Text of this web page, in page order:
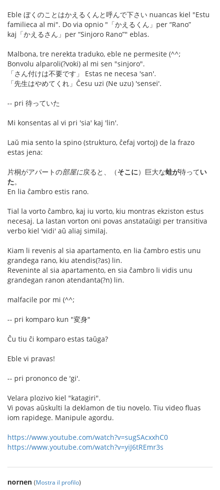
Eble ぼくのことはかえるくんと呼んで下さい nuancas kiel "Estu
familieca al mi". Do via opnio "「かえるくん」per “Rano”
kaj「かえるさん」per “Sinjoro Rano”" eblas.
Malbona, tre nerekta traduko, eble ne permesite (^^;
Bonvolu alparoli(?voki) al mi sen "sinjoro".
「さん付けは不要です」 Estas ne necesa 'san'.
「先生はやめてくれ」Ĉesu uzi (Ne uzu) 'sensei'.
-- pri 待っていた
Mi konsentas al vi pri 'sia' kaj 'lin'.
Laŭ mia sento la spino (strukturo, ĉefaj vortoj) de la frazo
estas jena:
片桐がアパートの部屋に戻ると、（そこに）巨大な蛙が待ってい
た。
En lia ĉambro estis rano.
Tial la vorto ĉambro, kaj iu vorto, kiu montras ekziston estus
necesaj. La lastan vorton oni povas anstataŭigi per transitiva
verbo kiel 'vidi' aŭ aliaj similaj.
Kiam li revenis al sia apartamento, en lia ĉambro estis unu
grandega rano, kiu atendis(?as) lin.
Reveninte al sia apartamento, en sia ĉambro li vidis unu
grandegan ranon atendanta(?n) lin.
malfacile por mi (^^;
-- pri komparo kun "変身"
Ĉu tiu ĉi komparo estas taŭga?
Eble vi pravas!
-- pri prononco de 'gi'.
Velara plozivo kiel "katagiri".
Vi povas aŭskulti la deklamon de tiu novelo. Tiu video fluas
iom rapidege. Manipule agordu.
https://www.youtube.com/watch?v=sugSAcxxhC0
https://www.youtube.com/watch?v=yiJ6tREmr3s
nornen (Mostra il profilo)